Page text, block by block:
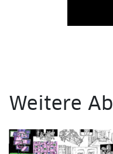
Weitere